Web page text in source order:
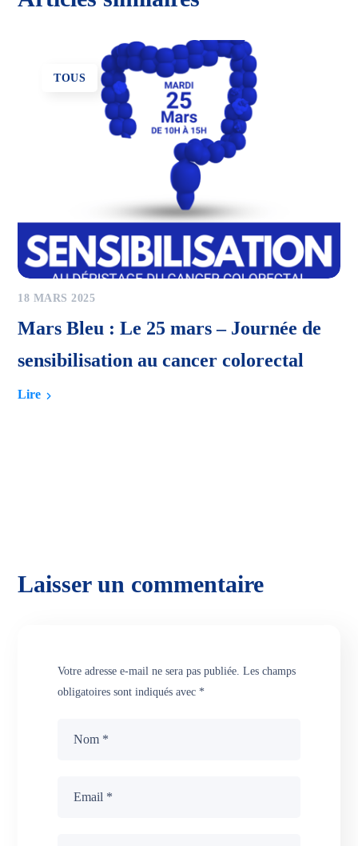
TOUS
18 MARS 2025
Mars Bleu : Le 25 mars – Journée de
sensibilisation au cancer colorectal
Lire
Laisser un commentaire
Votre adresse e-mail ne sera pas publiée. Les champs
obligatoires sont indiqués avec *